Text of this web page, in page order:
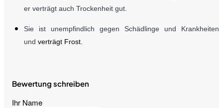
er verträgt auch Trockenheit gut.
Sie ist unempfindlich gegen Schädlinge und Krankheiten
und verträgt Frost.
Bewertung schreiben
Ihr Name